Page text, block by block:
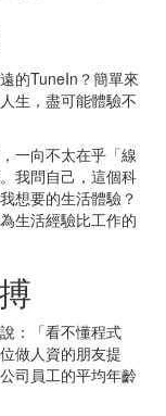
的TuneIn？簡單來
生，盡可能體驗不
一向不太在乎「線
我問自己，這個科
想要的生活體驗？
生活經驗比工作的
：「看不懂程式
做人資的朋友提
司員工的平均年齡